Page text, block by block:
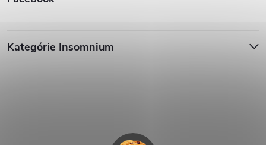
Kategórie Insomnium